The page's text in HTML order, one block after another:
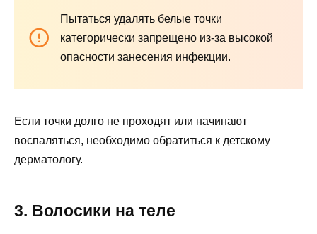
Пытаться удалять белые точки
категорически запрещено из-за высокой
опасности занесения инфекции.
Если точки долго не проходят или начинают
воспаляться, необходимо обратиться к детскому
дерматологу.
3. Волосики на теле